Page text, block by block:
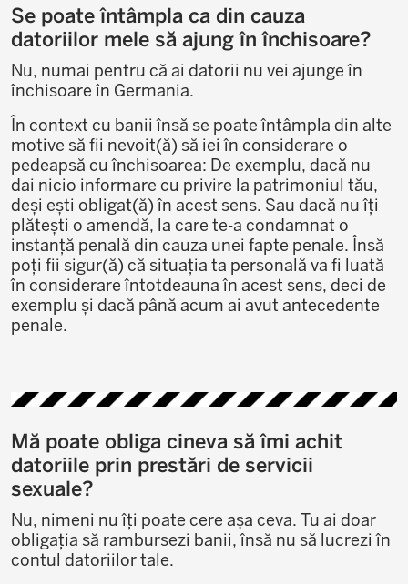
Se poate întâmpla ca din cauza
datoriilor mele să ajung în închisoare?
Nu, numai pentru că ai datorii nu vei ajunge în
închisoare în Germania.
În context cu banii însă se poate întâmpla din alte
motive să fii nevoit(ă) să iei în considerare o
pedeapsă cu închisoarea: De exemplu, dacă nu
dai nicio informare cu privire la patrimoniul tău,
deși ești obligat(ă) în acest sens. Sau dacă nu îți
plătești o amendă, la care te-a condamnat o
instanță penală din cauza unei fapte penale. Însă
poți fii sigur(ă) că situația ta personală va fi luată
în considerare întotdeauna în acest sens, deci de
exemplu și dacă până acum ai avut antecedente
penale.
Mă poate obliga cineva să îmi achit
datoriile prin prestări de servicii
sexuale?
Nu, nimeni nu îți poate cere așa ceva. Tu ai doar
obligația să rambursezi banii, însă nu să lucrezi în
contul datoriilor tale.